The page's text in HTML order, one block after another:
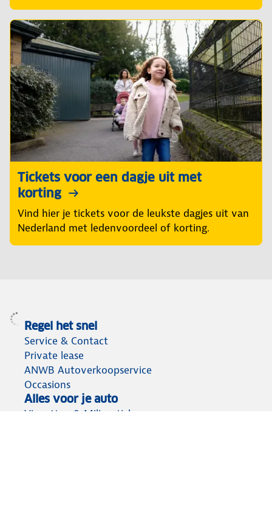
Tickets voor een dagje uit met
korting
Vind hier je tickets voor de leukste dagjes uit van
Nederland met ledenvoordeel of korting.
Regel het snel
Service & Contact
Private lease
ANWB Autoverkoopservice
Occasions
Alles voor je auto
Vignetten & Milieustickers